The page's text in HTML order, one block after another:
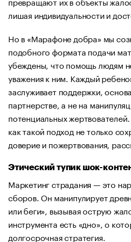
лишая индивидуальности и
Но в «Марафоне добра» мы
подобного формата подачи
убеждены, что помощь людям
уважения к ним. Каждый
заслуживает поддержки,
партнерстве, а не на
потенциальных
как такой подход не только
доверие и пожертвования,
Этический тупик шок-
Маркетинг страдания — это
сборов. Он манипулирует
или беги», вызывая острую
инструмента есть «дно», о
долгосрочная стратегия.